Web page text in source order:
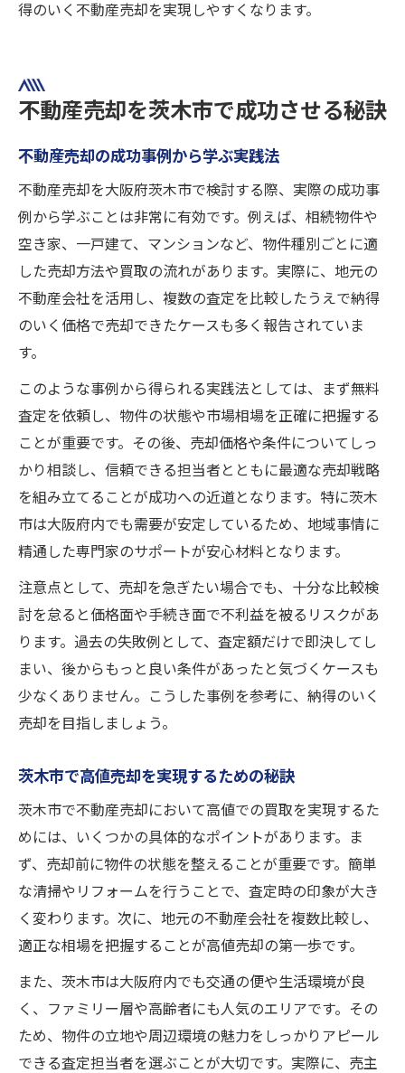
得のいく不動産売却を実現しやすくなります。
不動産売却を茨木市で成功させる秘訣
不動産売却の成功事例から学ぶ実践法
不動産売却を大阪府茨木市で検討する際、実際の成功事
例から学ぶことは非常に有効です。例えば、相続物件や
空き家、一戸建て、マンションなど、物件種別ごとに適
した売却方法や買取の流れがあります。実際に、地元の
不動産会社を活用し、複数の査定を比較したうえで納得
のいく価格で売却できたケースも多く報告されていま
す。
このような事例から得られる実践法としては、まず無料
査定を依頼し、物件の状態や市場相場を正確に把握する
ことが重要です。その後、売却価格や条件についてしっ
かり相談し、信頼できる担当者とともに最適な売却戦略
を組み立てることが成功への近道となります。特に茨木
市は大阪府内でも需要が安定しているため、地域事情に
精通した専門家のサポートが安心材料となります。
注意点として、売却を急ぎたい場合でも、十分な比較検
討を怠ると価格面や手続き面で不利益を被るリスクがあ
ります。過去の失敗例として、査定額だけで即決してし
まい、後からもっと良い条件があったと気づくケースも
少なくありません。こうした事例を参考に、納得のいく
売却を目指しましょう。
茨木市で高値売却を実現するための秘訣
茨木市で不動産売却において高値での買取を実現するた
めには、いくつかの具体的なポイントがあります。ま
ず、売却前に物件の状態を整えることが重要です。簡単
な清掃やリフォームを行うことで、査定時の印象が大き
く変わります。次に、地元の不動産会社を複数比較し、
適正な相場を把握することが高値売却の第一歩です。
また、茨木市は大阪府内でも交通の便や生活環境が良
く、ファミリー層や高齢者にも人気のエリアです。その
ため、物件の立地や周辺環境の魅力をしっかりアピール
できる査定担当者を選ぶことが大切です。実際に、売主